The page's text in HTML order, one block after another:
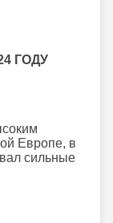
ГОДУ
Европе, в
сильные